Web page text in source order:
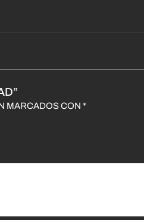
MARCADOS CON*